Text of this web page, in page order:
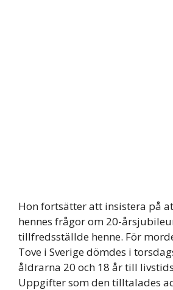
Hon fortsätter att insistera på
hennes frågor om 20-
tillfredsställde henne. För
Tove i Sverige dömdes i
åldrarna 20 och 18 år till
Uppgifter som den tilltalades